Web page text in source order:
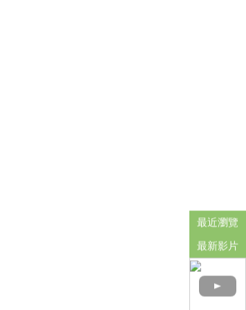
最近瀏覽
最新影片